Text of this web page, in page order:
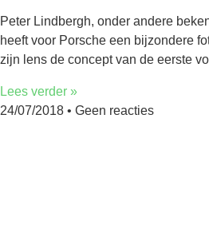
Peter Lindbergh, onder andere
heeft voor Porsche een bijzondere
zijn lens de concept van de eerste
Lees verder »
24/07/2018
Geen reacties